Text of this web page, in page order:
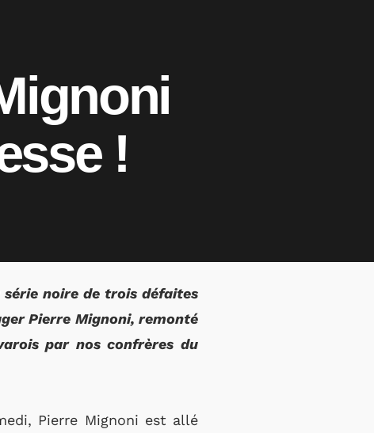
!
noire de trois défaites
Pierre Mignoni, remonté
par nos confrères du
Pierre Mignoni est allé